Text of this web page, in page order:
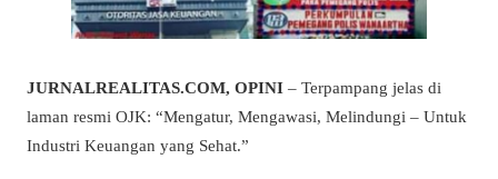
JURNALREALITAS.COM, OPINI – Terpampang jelas di
laman resmi OJK: “Mengatur, Mengawasi, Melindungi – Untuk
Industri Keuangan yang Sehat.”